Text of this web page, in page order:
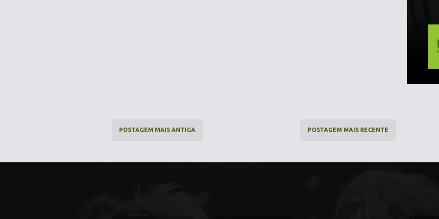
POSTAGEM MAIS RECENTE
POSTAGEM MAIS ANTIGA